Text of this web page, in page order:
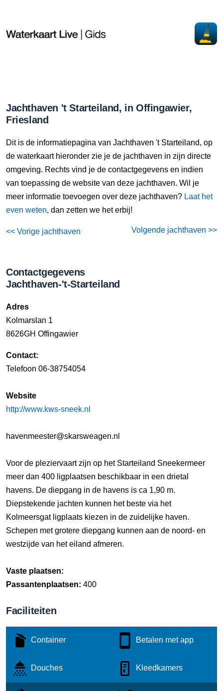
Jachthaven 't Starteiland, in Offingawier,
Friesland
Dit is de informatiepagina van Jachthaven 't Starteiland, op
de waterkaart hieronder zie je de jachthaven in zijn directe
omgeving. Rechts vind je de contactgegevens en indien
van toepassing de website van deze jachthaven. Wil je
meer informatie toevoegen over deze jachthaven? Laat het
even weten, dan zetten we het erbij!
<< Vorige jachthaven Volgende jachthaven >>
Contactgegevens
Jachthaven-'t-Starteiland
Adres
Kolmarslan 1
8626GH Offingawier
Contact:
Telefoon 06-38754054
Website
http://www.kws-sneek.nl
havenmeester@skarsweagen.nl
Voor de pleziervaart zijn op het Starteiland Sneekermeer
meer dan 400 ligplaatsen beschikbaar in een drietal
havens. De diepgang in de havens is ca 1,90 m.
Diepstekende jachten kunnen het beste via het
Kolmeersgat ligplaats kiezen in de zuidelijke haven.
Schepen met grotere diepgang kunnen aan de noord- en
westzijde van het eiland afmeren.
Vaste plaatsen:
Passantenplaatsen: 400
Faciliteiten
Container Betalen met app
Douches Kleedkamers